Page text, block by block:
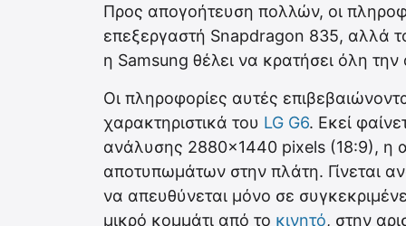
Προς απογοήτευση πολλών, οι
επεξεργαστή Snapdragon 835, αλλά
η Samsung θέλει να κρατήσει όλη
Οι πληροφορίες αυτές
χαρακτηριστικά του LG G6. Εκεί
ανάλυσης 2880×1440 pixels (18:9), η
αποτυπωμάτων στην πλάτη. Γίνεται
να απευθύνεται μόνο σε
μικρό κομμάτι από το κινητό, στην